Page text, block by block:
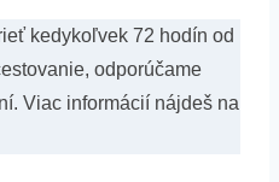
kedykoľvek 72 hodín od
odporúčame
Viac informácií nájdeš na